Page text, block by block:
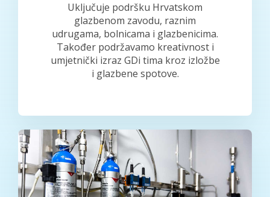
Uključuje podršku Hrvatskom
glazbenom zavodu, raznim
udrugama, bolnicama i glazbenicima.
Također podržavamo kreativnost i
umjetnički izraz GDi tima kroz izložbe
i glazbene spotove.